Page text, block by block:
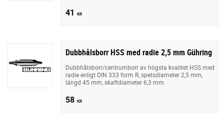
41 KR
Dubbhålsborr HSS med radie 2,5 mm Gühring
Dubbhålsborr/centrumborr av högsta kvalitet HSS med
radie enligt DIN 333 form R, spetsdiameter 2,5 mm,
längd 45 mm, skaftdiameter 6,3 mm.
58 KR